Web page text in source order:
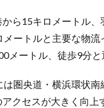
から15キロメートル
メートルと主要な物
メートル、徒歩9分と
は圏央道・横浜環状
アクセスが大きく向